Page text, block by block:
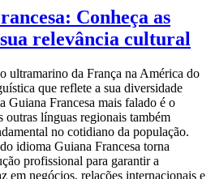
Conheça as
relevância cultural
ultramarino da França na América do
que reflete a sua diversidade
Guiana Francesa mais falado é o
línguas regionais também
no cotidiano da população.
idioma Guiana Francesa torna
profissional para garantir a
em negócios, relações internacionais e